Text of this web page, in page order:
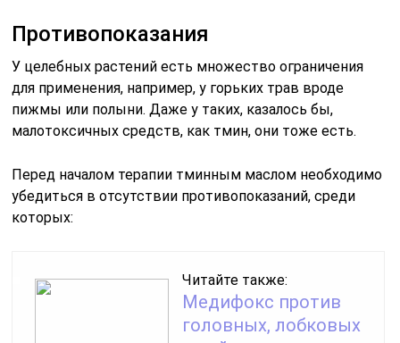
Противопоказания
У целебных растений есть множество ограничения
для применения, например, у горьких трав вроде
пижмы или полыни. Даже у таких, казалось бы,
малотоксичных средств, как тмин, они тоже есть.
Перед началом терапии тминным маслом необходимо
убедиться в отсутствии противопоказаний, среди
которых:
Читайте также:
Медифокс против
головных, лобковых